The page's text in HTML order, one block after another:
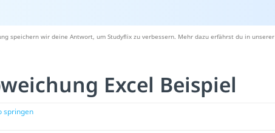
speichern wir deine Antwort, um Studyflix zu verbessern. Mehr dazu erfährst du in unserer
Excel Beispiel
springen